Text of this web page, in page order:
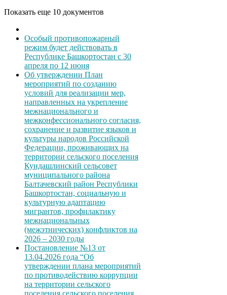
Показать еще 10 документов
Особый противопожарный
режим будет действовать в
Республике Башкортостан с 30
апреля по 12 июня
Об утверждении План
мероприятий по созданию
условий для реализации мер,
направленных на укрепление
межнационального и
межконфессионального согласия,
сохранение и развитие языков и
культуры народов Российской
Федерации, проживающих на
территории сельского поселения
Кундашлинский сельсовет
муниципального района
Балтачевский район Республики
Башкортостан, социальную и
культурную адаптацию
мигрантов, профилактику
межнациональных
(межэтнических) конфликтов на
2026 – 2030 годы
Постановление №13 от
13.04.2026 года “Об
утверждении плана мероприятий
по противодействию коррупции
на территории сельского